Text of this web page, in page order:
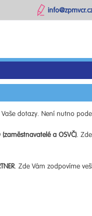
dotazy. Není nutno
(zaměstnavatelé a OSVČ).
. Zde Vám zodpovíme